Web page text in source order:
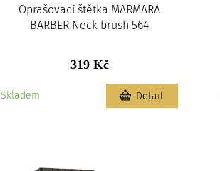
Oprašovací štětka MARMARA
BARBER Neck brush 564
319 Kč
Skladem Detail